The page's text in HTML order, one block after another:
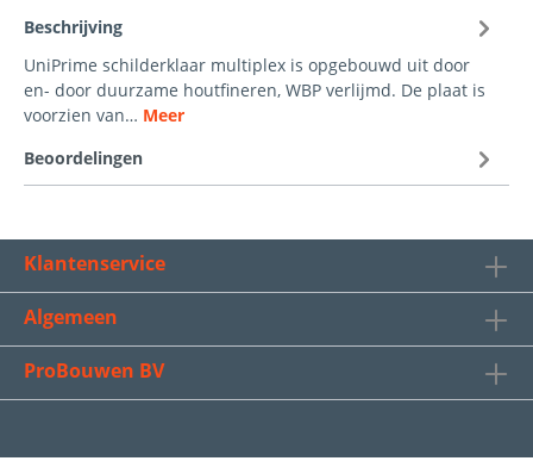
Beschrijving
UniPrime schilderklaar multiplex is opgebouwd uit door
en- door duurzame houtfineren, WBP verlijmd. De plaat is
voorzien van… Meer
Beoordelingen
Klantenservice
Algemeen
ProBouwen BV